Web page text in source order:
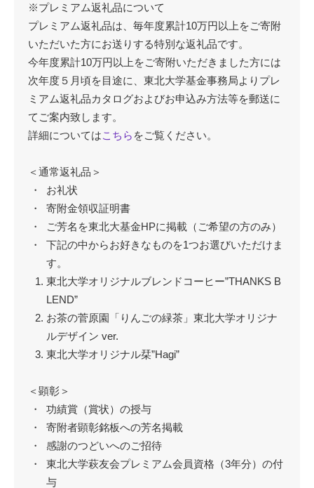
※プレミアム返礼品について
プレミアム返礼品は、毎年度累計10万円以上をご寄附
いただいた方にお送りする特別な返礼品です。
今年度累計10万円以上をご寄附いただきました方には
次年度５月頃を目途に、東北大学基金事務局よりプレ
ミアム返礼品カタログおよびお申込み方法等を郵送に
てご案内致します。
詳細についてはこちら をご覧ください。
＜通常返礼品＞
お礼状
寄附金領収証明書
ご芳名を東北大基金HPに掲載（ご希望の方のみ）
下記の中からお好きなものを1つお選びいただけま
す。
東北大学オリジナルブレンドコーヒー”THANKS B
LEND”
お茶の菅原園「りんごの緑茶」東北大学オリジナ
ルデザイン ver.
東北大学オリジナル栞”Hagi”
＜顕彰＞
功績賞（賞状）の授与
寄附者顕彰銘板への芳名掲載
感謝のつどいへのご招待
東北大学萩友会プレミアム会員資格（3年分）の付
与